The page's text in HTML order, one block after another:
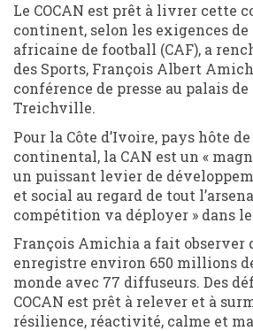
Le COCAN est prêt à livrer cette
continent, selon les exigences
africaine de football (CAF), a
des Sports, François Albert
conférence de presse au palais
Treichville.
Pour la Côte d’Ivoire, pays hôte
continental, la CAN est un «
un puissant levier de
et social au regard de tout
compétition va déployer » dans
François Amichia a fait observer
enregistre environ 650 millions
monde avec 77 diffuseurs. Des
COCAN est prêt à relever et à
résilience, réactivité, calme et